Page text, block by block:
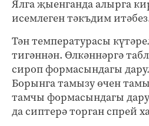
Ялга җыенганда алырга
исемлеген тәкъдим
Тән температурасы
тигәннән. Өлкәннәргә
сироп формасындагы
Борынга тамызу өчен
тамчы формасындагы
да сиптерә торган спрей